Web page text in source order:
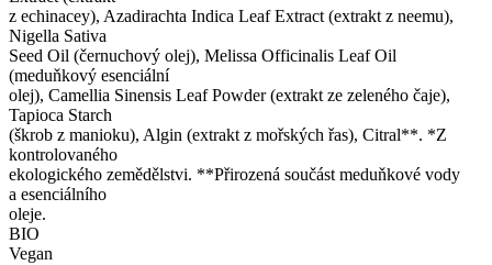
z echinacey), Azadirachta Indica Leaf Extract (extrakt z neemu),
Nigella Sativa
Seed Oil (černuchový olej), Melissa Officinalis Leaf Oil
(meduňkový esenciální
olej), Camellia Sinensis Leaf Powder (extrakt ze zeleného čaje),
Tapioca Starch
(škrob z manioku), Algin (extrakt z mořských řas), Citral**. *Z
kontrolovaného
ekologického zemědělstvi. **Přirozená součást meduňkové vody
a esenciálního
oleje.
BIO
Vegan